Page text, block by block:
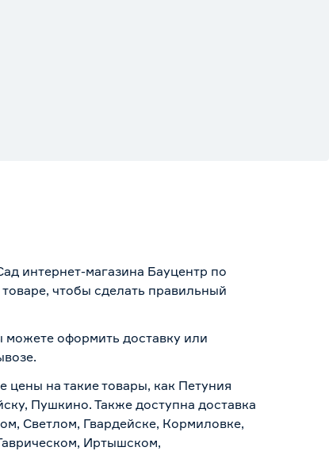
интернет-магазина Бауцентр по
чтобы сделать правильный
можете оформить доставку или
.
цены на такие товары, как Петуния
Пушкино. Также доступна доставка
Светлом, Гвардейске, Кормиловке,
Иртышском,